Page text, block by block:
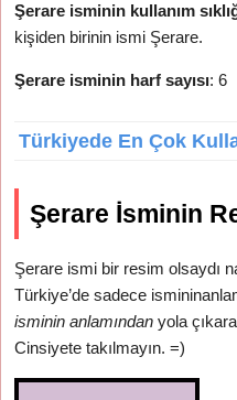
Şerare isminin kullanım
kişiden birinin ismi Şerare.
Şerare isminin harf sayısı: 6
Türkiyede En Çok
Şerare İsminin
Şerare ismi bir resim olsaydı
Türkiye’de sadece
isminin anlamından yola
Cinsiyete takılmayın. =)